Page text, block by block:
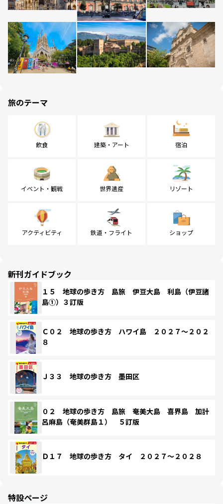
旅のテーマ
飲食 建築・アート 宿泊
イベント・観戦 世界遺産 リゾート
アクティビティ 鉄道・フライト ショップ
新刊ガイドブック
１５ 地球の歩き方 島旅 伊豆大島 利島（伊豆諸
島①）３訂版
Ｃ０２ 地球の歩き方 ハワイ島 ２０２７～２０２
８
Ｊ３３ 地球の歩き方 墨田区
０２ 地球の歩き方 島旅 奄美大島 喜界島 加計
呂麻島（奄美群島１） ５訂版
Ｄ１７ 地球の歩き方 タイ ２０２７～２０２８
特設ページ